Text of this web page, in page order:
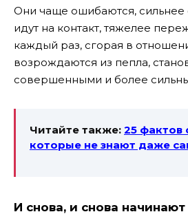
Они чаще ошибаются, сильнее
идут на контакт, тяжелее
каждый раз, сгорая в
возрождаются из пепла,
совершенными и более
Читайте также: 25 фактов
которые не знают даже
И снова, и снова